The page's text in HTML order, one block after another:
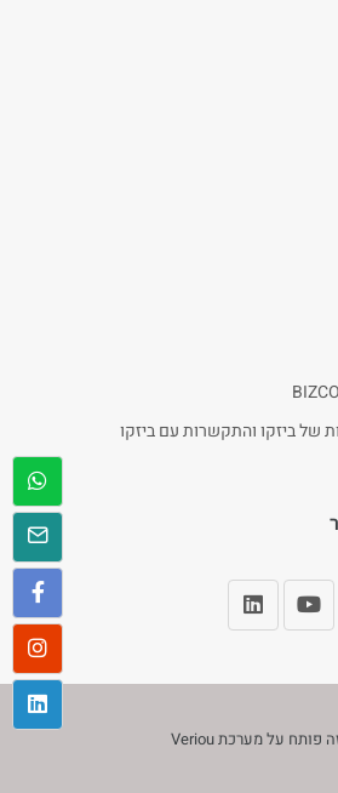
של ביזקו והתקשרות עם ביזקו
פותח על מערכתVeriou